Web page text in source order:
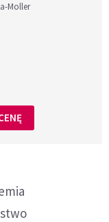
Moller